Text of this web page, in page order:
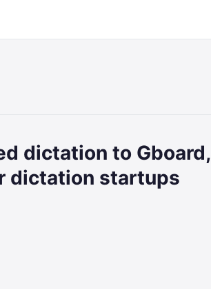
dictation to Gboard,
dictation startups